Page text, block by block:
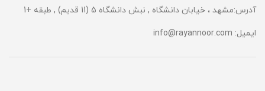
آدرس:مشهد ، خیابان دانشگاه , نبش دانشگاه 5 (11 قدیم) , طبقه +1
ایمیل: info@rayannoor.com